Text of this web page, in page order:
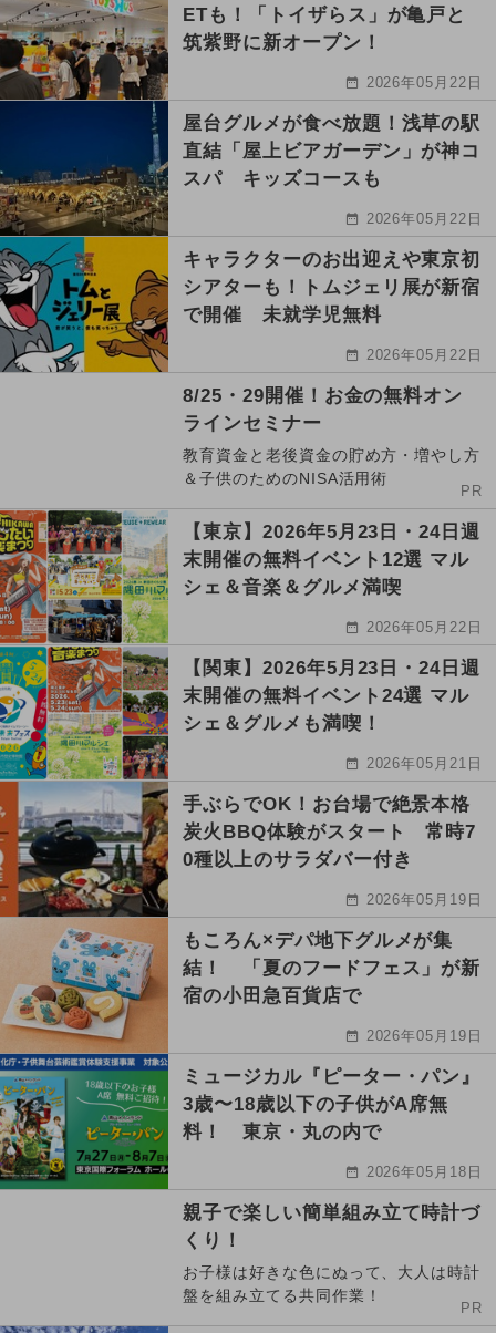
ETも！「トイザらス」が亀戸と
筑紫野に新オープン！
2026年05月22日
屋台グルメが食べ放題！浅草の駅
直結「屋上ビアガーデン」が神コ
スパ キッズコースも
2026年05月22日
キャラクターのお出迎えや東京初
シアターも！トムジェリ展が新宿
で開催 未就学児無料
2026年05月22日
8/25・29開催！お金の無料オン
ラインセミナー
教育資金と老後資金の貯め方・増やし方
＆子供のためのNISA活用術
PR
【東京】2026年5月23日・24日週
末開催の無料イベント12選 マル
シェ＆音楽＆グルメ満喫
2026年05月22日
【関東】2026年5月23日・24日週
末開催の無料イベント24選 マル
シェ＆グルメも満喫！
2026年05月21日
手ぶらでOK！お台場で絶景本格
炭火BBQ体験がスタート 常時7
0種以上のサラダバー付き
2026年05月19日
もころん×デパ地下グルメが集
結！ 「夏のフードフェス」が新
宿の小田急百貨店で
2026年05月19日
ミュージカル『ピーター・パン』
3歳〜18歳以下の子供がA席無
料！ 東京・丸の内で
2026年05月18日
親子で楽しい簡単組み立て時計づ
くり！
お子様は好きな色にぬって、大人は時計
盤を組み立てる共同作業！
PR